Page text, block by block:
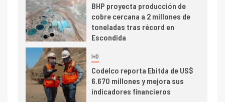
BHP proyecta producción de
cobre cercana a 2 millones de
toneladas tras récord en
Escondida
I+D
Codelco reporta Ebitda de US$
6.670 millones y mejora sus
indicadores financieros